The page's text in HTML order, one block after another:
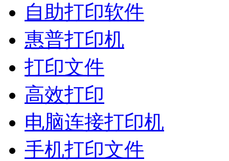
自助打印软件
惠普打印机
打印文件
高效打印
电脑连接打印机
手机打印文件